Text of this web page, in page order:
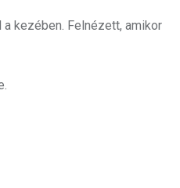
a kezében. Felnézett, amikor